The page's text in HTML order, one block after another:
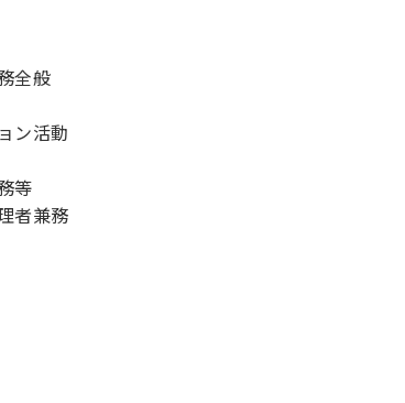
全般
ン活動
等
者兼務